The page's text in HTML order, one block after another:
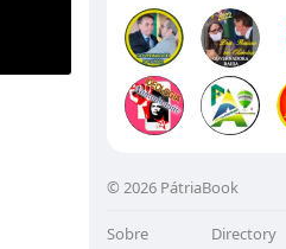
© 2026 PátriaBook
Sobre Directory